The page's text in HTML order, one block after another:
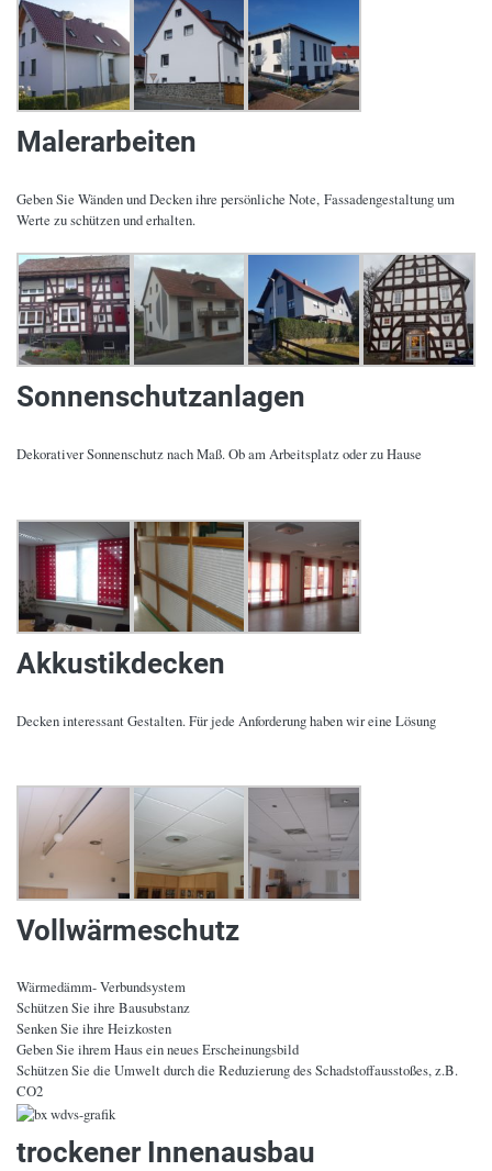
Malerarbeiten
Geben Sie Wänden und Decken ihre persönliche Note, Fassadengestaltung um
Werte zu schützen und erhalten.
Sonnenschutzanlagen
Dekorativer Sonnenschutz nach Maß. Ob am Arbeitsplatz oder zu Hause
Akkustikdecken
Decken interessant Gestalten. Für jede Anforderung haben wir eine Lösung
Vollwärmeschutz
Wärmedämm- Verbundsystem
Schützen Sie ihre Bausubstanz
Senken Sie ihre Heizkosten
Geben Sie ihrem Haus ein neues Erscheinungsbild
Schützen Sie die Umwelt durch die Reduzierung des Schadstoffausstoßes, z.B.
CO2
trockener Innenausbau